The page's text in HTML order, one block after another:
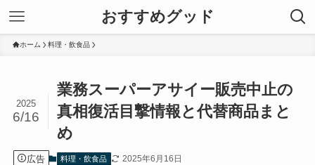
おすすめグッド
ホーム 料理・飲食品
業務スーパーアサイー販売中止の
真相復活目撃情報と代替商品まと
め
2025
6/16
広告 料理・飲食品 2025年6月16日